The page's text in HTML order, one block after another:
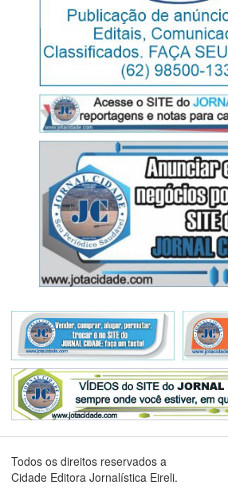
Todos os direitos reservados a
Cidade Editora Jornalística Eireli.